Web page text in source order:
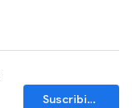
Suscribirse